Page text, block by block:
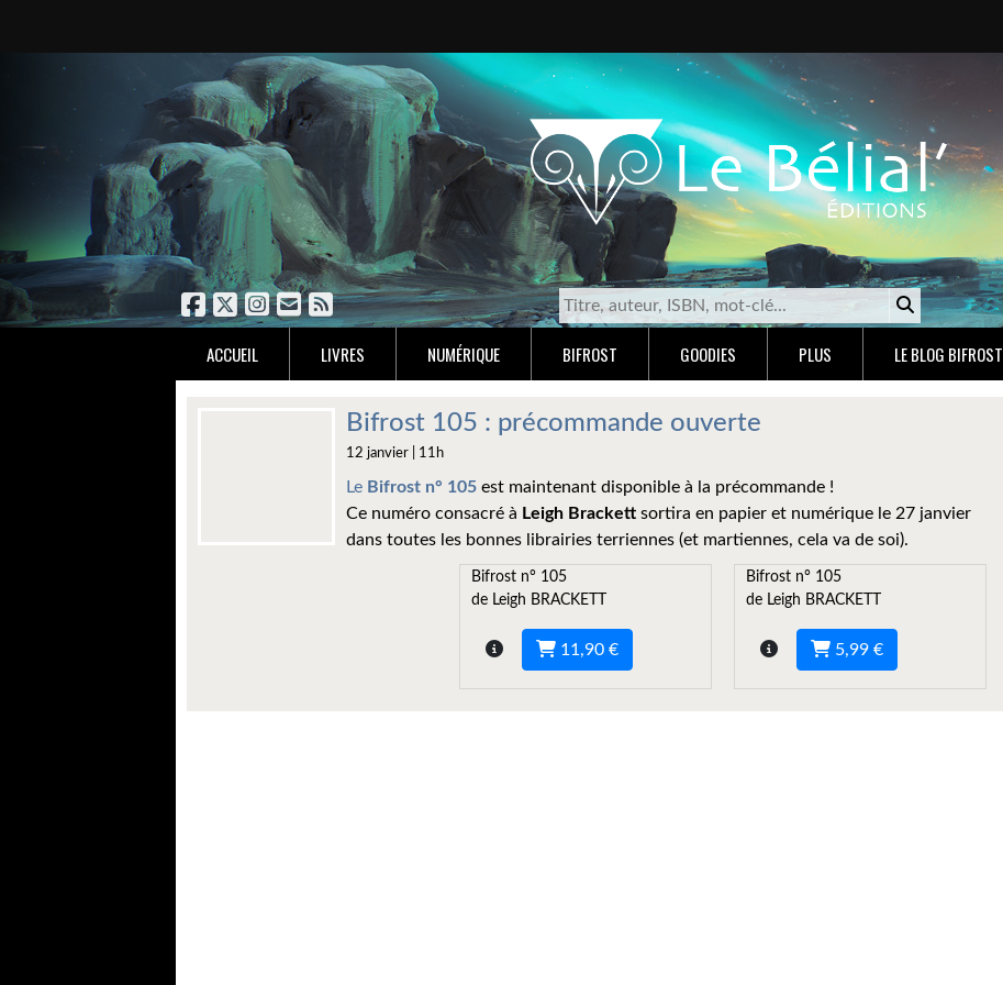
ACCUEIL LIVRES NUMÉRIQUE BIFROST GOODIES PLUS LE BLOG BIFROST
Bifrost 105 : précommande ouverte
12 janvier | 11h
Le Bifrost n° 105 est maintenant disponible à la précommande !
Ce numéro consacré à Leigh Brackett sortira en papier et numérique le 27 janvier
dans toutes les bonnes librairies terriennes (et martiennes, cela va de soi).
Bifrost n° 105
de Leigh BRACKETT
11,90 €
Bifrost n° 105
de Leigh BRACKETT
5,99 €